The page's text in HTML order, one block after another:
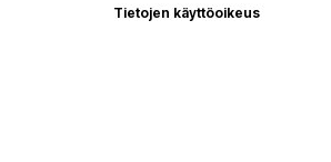
Tietojen käyttöoikeus